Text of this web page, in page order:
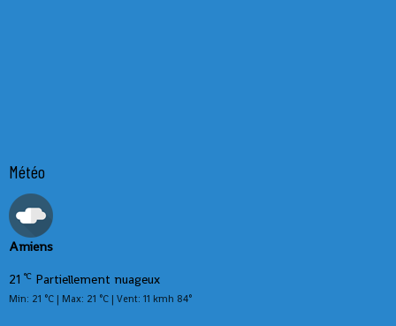
Météo
Amiens
21 °C Partiellement nuageux
Min: 21 °C | Max: 21 °C | Vent: 11 kmh 84°